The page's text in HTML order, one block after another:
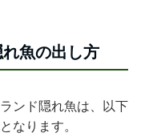
魚の出し方
ンド隠れ魚は、以下
なります。